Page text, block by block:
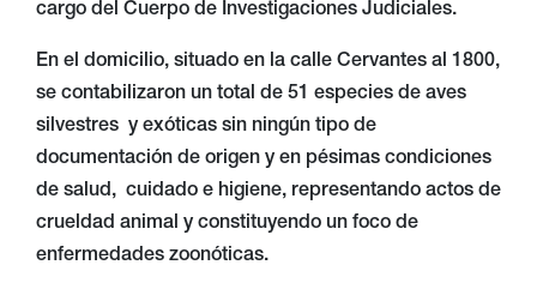
cargo del Cuerpo de Investigaciones Judiciales.
En el domicilio, situado en la calle Cervantes al 1800,
se contabilizaron un total de 51 especies de aves
silvestres y exóticas sin ningún tipo de
documentación de origen y en pésimas condiciones
de salud, cuidado e higiene, representando actos de
crueldad animal y constituyendo un foco de
enfermedades zoonóticas.